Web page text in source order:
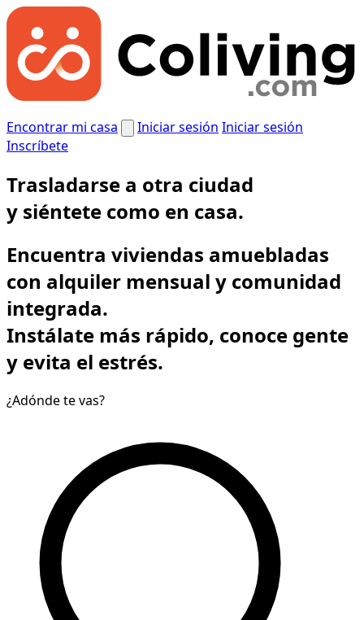
Encontrar mi casa Iniciar sesión Iniciar sesión
Inscríbete
Trasladarse a otra ciudad
y siéntete como en casa.
Encuentra viviendas amuebladas
con alquiler mensual y comunidad
integrada.
Instálate más rápido, conoce gente
y evita el estrés.
¿Adónde te vas?